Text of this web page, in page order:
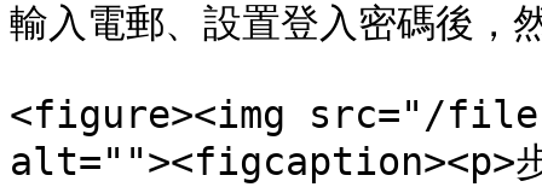
輸入電郵、設置登入密碼後，
<figure><img src="/
alt=""><figcaption><p>